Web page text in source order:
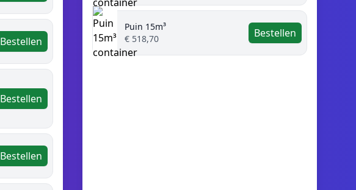
Bestellen
Bestellen
Bestellen
Puin 15m³
€ 518,70
Bestellen